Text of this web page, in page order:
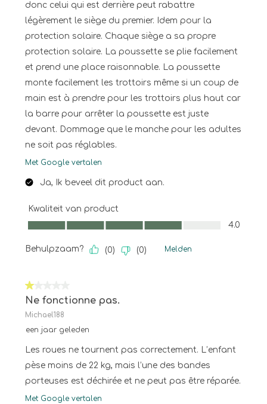
donc celui qui est derrière peut rabattre
légèrement le siège du premier. Idem pour la
protection solaire. Chaque siège a sa propre
protection solaire. La poussette se plie facilement
et prend une place raisonnable. La poussette
monte facilement les trottoirs même si un coup de
main est à prendre pour les trottoirs plus haut car
la barre pour arrêter la poussette est juste
devant. Dommage que le manche pour les adultes
ne soit pas réglables.
Met Google vertalen
Ja, Ik beveel dit product aan.
Kwaliteit van product
Kwaliteit van product, 4.0 van 5
4.0
Behulpzaam? (0) (0) Melden
1 van 5 sterren.
Ne fonctionne pas.
Michael188
een jaar geleden
Les roues ne tournent pas correctement. L’enfant
pèse moins de 22 kg, mais l’une des bandes
porteuses est déchirée et ne peut pas être réparée.
Met Google vertalen